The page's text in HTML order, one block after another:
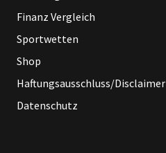
Finanz Vergleich
Sportwetten
Shop
Haftungsausschluss/Disclaimer
Datenschutz